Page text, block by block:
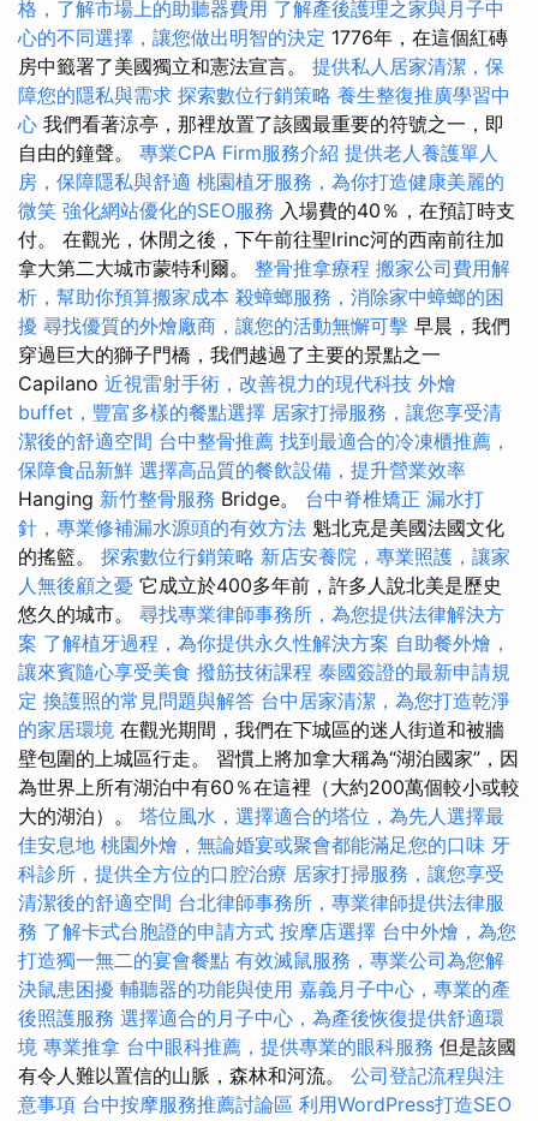
格，了解市場上的助聽器費用 了解產後護理之家與月子中
心的不同選擇，讓您做出明智的決定 1776年，在這個紅磚
房中籤署了美國獨立和憲法宣言。 提供私人居家清潔，保
障您的隱私與需求 探索數位行銷策略 養生整復推廣學習中
心 我們看著涼亭，那裡放置了該國最重要的符號之一，即
自由的鐘聲。 專業CPA Firm服務介紹 提供老人養護單人
房，保障隱私與舒適 桃園植牙服務，為你打造健康美麗的
微笑 強化網站優化的SEO服務 入場費的40％，在預訂時支
付。 在觀光，休閒之後，下午前往聖lrinc河的西南前往加
拿大第二大城市蒙特利爾。 整骨推拿療程 搬家公司費用解
析，幫助你預算搬家成本 殺蟑螂服務，消除家中蟑螂的困
擾 尋找優質的外燴廠商，讓您的活動無懈可擊 早晨，我們
穿過巨大的獅子門橋，我們越過了主要的景點之一
Capilano 近視雷射手術，改善視力的現代科技 外燴
buffet，豐富多樣的餐點選擇 居家打掃服務，讓您享受清
潔後的舒適空間 台中整骨推薦 找到最適合的冷凍櫃推薦，
保障食品新鮮 選擇高品質的餐飲設備，提升營業效率
Hanging 新竹整骨服務 Bridge。 台中脊椎矯正 漏水打
針，專業修補漏水源頭的有效方法 魁北克是美國法國文化
的搖籃。 探索數位行銷策略 新店安養院，專業照護，讓家
人無後顧之憂 它成立於400多年前，許多人說北美是歷史
悠久的城市。 尋找專業律師事務所，為您提供法律解決方
案 了解植牙過程，為你提供永久性解決方案 自助餐外燴，
讓來賓隨心享受美食 撥筋技術課程 泰國簽證的最新申請規
定 換護照的常見問題與解答 台中居家清潔，為您打造乾淨
的家居環境 在觀光期間，我們在下城區的迷人街道和被牆
壁包圍的上城區行走。 習慣上將加拿大稱為“湖泊國家”，因
為世界上所有湖泊中有60％在這裡（大約200萬個較小或較
大的湖泊）。 塔位風水，選擇適合的塔位，為先人選擇最
佳安息地 桃園外燴，無論婚宴或聚會都能滿足您的口味 牙
科診所，提供全方位的口腔治療 居家打掃服務，讓您享受
清潔後的舒適空間 台北律師事務所，專業律師提供法律服
務 了解卡式台胞證的申請方式 按摩店選擇 台中外燴，為您
打造獨一無二的宴會餐點 有效滅鼠服務，專業公司為您解
決鼠患困擾 輔聽器的功能與使用 嘉義月子中心，專業的產
後照護服務 選擇適合的月子中心，為產後恢復提供舒適環
境 專業推拿 台中眼科推薦，提供專業的眼科服務 但是該國
有令人難以置信的山脈，森林和河流。 公司登記流程與注
意事項 台中按摩服務推薦討論區 利用WordPress打造SEO